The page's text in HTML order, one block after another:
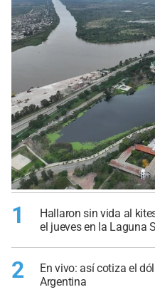
1
Hallaron sin vida al
el jueves en la Laguna
2
En vivo: así cotiza el
Argentina